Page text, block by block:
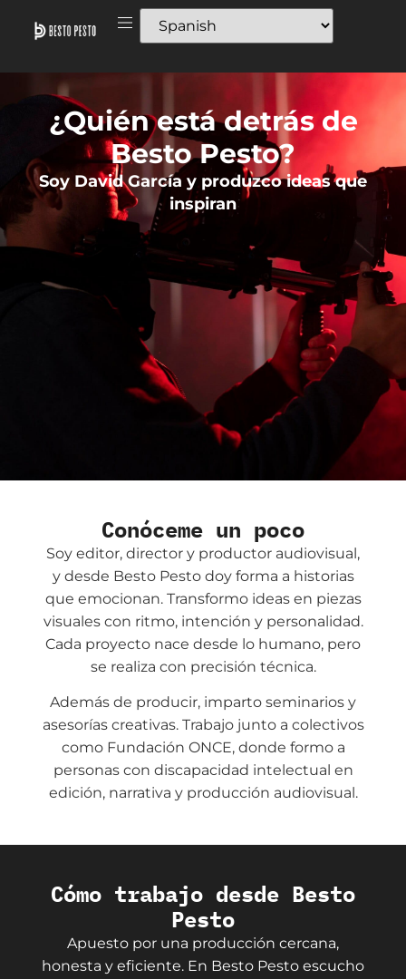
¿Quién está detrás de
Besto Pesto?
Soy David García y produzco ideas que
inspiran
Conóceme un poco
Soy editor, director y productor audiovisual,
y desde Besto Pesto doy forma a historias
que emocionan. Transformo ideas en piezas
visuales con ritmo, intención y personalidad.
Cada proyecto nace desde lo humano, pero
se realiza con precisión técnica.
Además de producir, imparto seminarios y
asesorías creativas. Trabajo junto a colectivos
como Fundación ONCE, donde formo a
personas con discapacidad intelectual en
edición, narrativa y producción audiovisual.
Cómo trabajo desde Besto
Pesto
Apuesto por una producción cercana,
honesta y eficiente. En Besto Pesto escucho